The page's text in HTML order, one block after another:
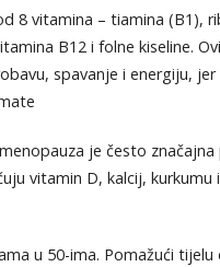
8 vitamina – tiamina (B1),
B12 i folne kiseline.
spavanje i energiju,
je često
vitamin D, kalcij, kurkumu
u 50-ima. Pomažući